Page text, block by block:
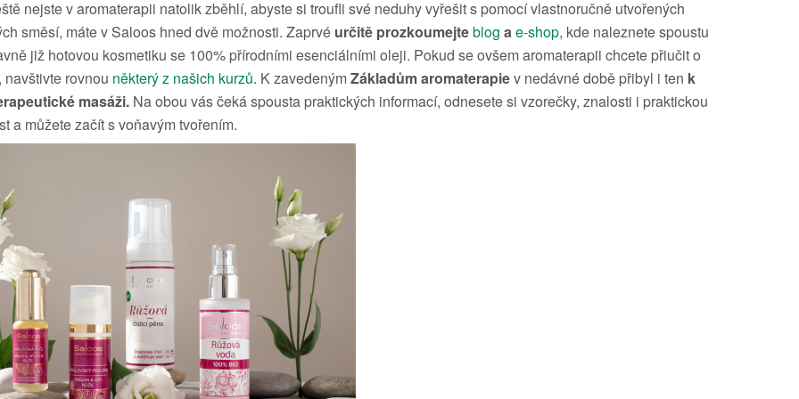
nejste v aromaterapii natolik zběhlí, abyste si troufli své neduhy vyřešit s pomocí vlastnoručně utvořených
směsí, máte v Saloos hned dvě možnosti. Zaprvé určitě prozkoumejteblog ae-shop, kde naleznete spoustu
již hotovou kosmetiku se 100% přírodními esenciálními oleji. Pokud se ovšem aromaterapii chcete přiučit o
navštivte rovnou některý z našich kurzů. K zavedenýmZákladům aromaterapiev nedávné době přibyl i ten k
masáži. Na obou vás čeká spousta praktických informací, odnesete si vzorečky, znalosti i praktickou
a můžete začít s voňavým tvořením.